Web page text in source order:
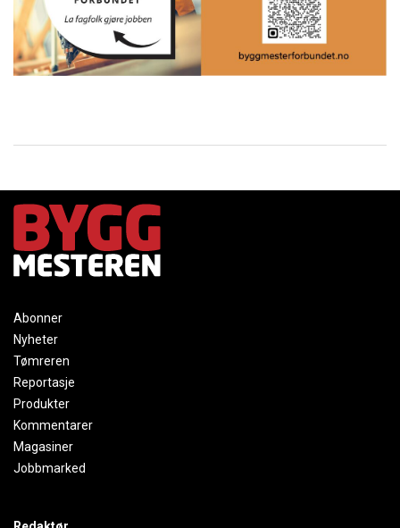
Abonner
Nyheter
Tømreren
Reportasje
Produkter
Kommentarer
Magasiner
Jobbmarked